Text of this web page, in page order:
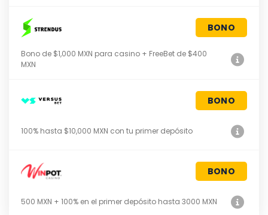
BONO
Bono de $1,000 MXN para casino + FreeBet de $400
MXN
BONO
100% hasta $10,000 MXN con tu primer depósito
BONO
500 MXN + 100% en el primer depósito hasta 3000 MXN